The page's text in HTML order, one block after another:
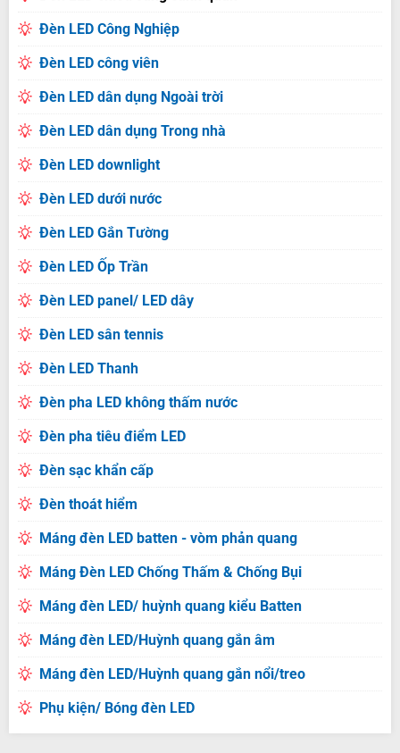
Đèn LED Công Nghiệp
Đèn LED công viên
Đèn LED dân dụng Ngoài trời
Đèn LED dân dụng Trong nhà
Đèn LED downlight
Đèn LED dưới nước
Đèn LED Gắn Tường
Đèn LED Ốp Trần
Đèn LED panel/ LED dây
Đèn LED sân tennis
Đèn LED Thanh
Đèn pha LED không thấm nước
Đèn pha tiêu điểm LED
Đèn sạc khẩn cấp
Đèn thoát hiểm
Máng đèn LED batten - vòm phản quang
Máng Đèn LED Chống Thấm & Chống Bụi
Máng đèn LED/ huỳnh quang kiểu Batten
Máng đèn LED/Huỳnh quang gắn âm
Máng đèn LED/Huỳnh quang gắn nổi/treo
Phụ kiện/ Bóng đèn LED